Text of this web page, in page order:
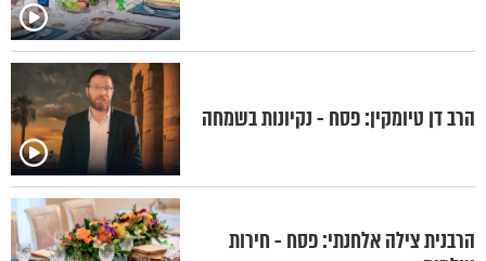
הרב דן טיומקין: פסח - נקיונות בשמחה
הרבנית צילה אלחנתי: פסח - חירות